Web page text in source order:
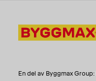
En del av Byggmax Group: